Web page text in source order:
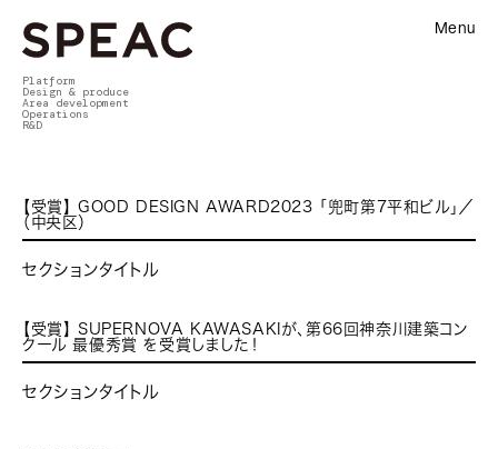
Platform
Design & produce
Area development
Operations
R&D
Menu
【受賞】 GOOD DESIGN AWARD2023 「兜町第7平和ビル」／
（中央区）
セクションタイトル
【受賞】 SUPERNOVA KAWASAKIが、第66回神奈川建築コン
クール 最優秀賞 を受賞しました！
セクションタイトル